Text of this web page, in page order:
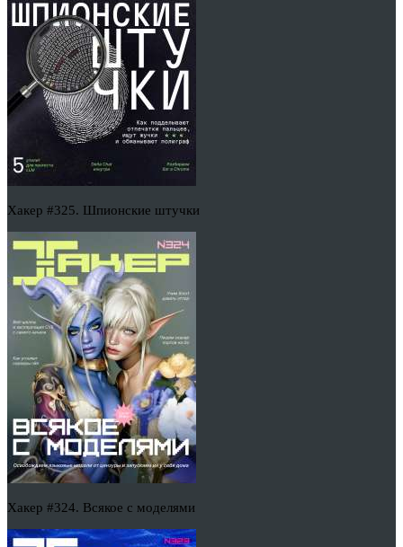
Хакер #325. Шпионские штучки
Хакер #324. Всякое с моделями